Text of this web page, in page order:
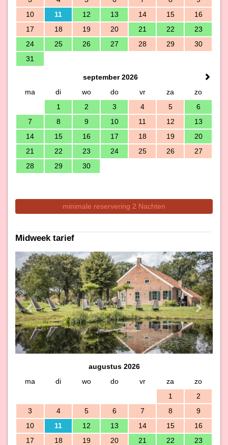
10
11 12 13 14 15
16
17
18 19 20 21 22
23
24
25 26 27 28 29
30
31
september 2026
ma
di wo do vr za
zo
1
2 3 4 5
6
7
8 9 10 11 12
13
14
15 16 17 18 19
20
21
22 23 24 25 26
27
28
29 30
minimale reservering 2 Nachten
Midweek tarief
Previous Next
augustus 2026
ma
di wo do vr za
zo
1
2
3
4 5 6 7 8
9
10
11 12 13 14 15
16
17
18 19 20 21 22
23